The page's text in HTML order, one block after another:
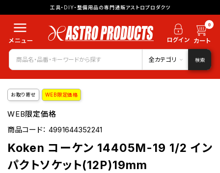
工具・DIY・整備用品の専門通販アストロプロダクツ
0
全カテゴリ 検索
お取り寄せ WEB限定価格
WEB限定価格
商品コード：4991644352241
Koken コーケン 14405M-19 1/2 イン
パクトソケット(12P)19mm